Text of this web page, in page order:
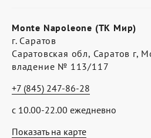
Показать на карте
Monte Napoleone (ТК Мир)
г. Саратов
Саратовская обл, Саратов г,
владение № 113/117
с 10.00-22.00 ежедневно
+7 (845) 247-86-28